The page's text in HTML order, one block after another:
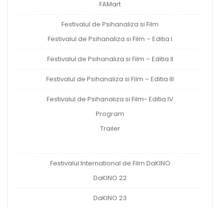
FAMart
Festivalul de Psihanaliza si Film
Festivalul de Psihanaliza si Film – Editia I
Festivalul de Psihanaliza si Film – Editia II
Festivalul de Psihanaliza si Film – Editia III
Festivalul de Psihanaliza si Film- Editia IV
Program
Trailer
Festivalul International de Film DaKINO
DaKINO 22
DaKINO 23